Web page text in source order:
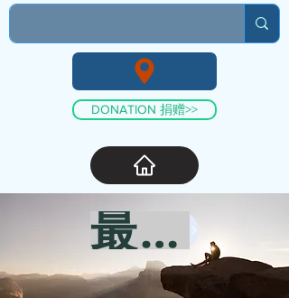
DONATION 捐赠>>
最佳修养